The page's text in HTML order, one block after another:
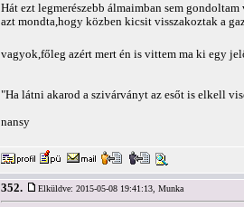
Hát ezt legmerészebb álmaimban sem
azt mondta,hogy közben kicsit visszakoztak a
vagyok,főleg azért mert én is vittem ma ki egy
"Ha látni akarod a szivárványt az esőt is elkell
nansy
352. Elküldve: 2015-05-08 19:41:13, Munka